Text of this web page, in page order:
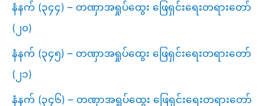
နံနက် (၃၄၄) – တဏှာအရှုပ်ထွေး ဖြေရှင်းရေးတရားတော်
(၂၀)
နံနက် (၃၄၅) – တဏှာအရှုပ်ထွေး ဖြေရှင်းရေးတရားတော်
(၂၁)
နံနက် (၃၄၆) – တဏှာအရှုပ်ထွေး ဖြေရှင်းရေးတရားတော်